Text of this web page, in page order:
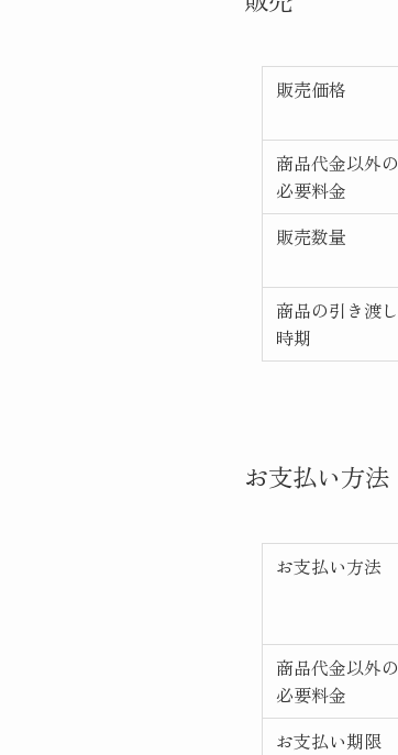
販売価格
商品代金以外の
必要料金
販売数量
商品の引き渡し
時期
お支払い方法
お支払い方法
商品代金以外の
必要料金
お支払い期限